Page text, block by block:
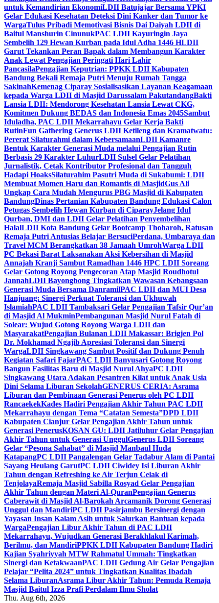
untuk Kemandirian EkonomiLDII Batujajar Bersama YPKI
Gelar Edukasi Kesehatan Deteksi Dini Kanker dan Tumor ke
WargaTulus Pribadi Memotivasi Bisnis Dai Daiyah LDII di
Baitul Manshurin CinunukPAC LDII Kayuringin Jaya
Sembelih 129 Hewan Kurban pada Idul Adha 1446 HLDII
Garut Tekankan Peran Bapak dalam Membangun Karakter
Anak Lewat Pengajian Peringati Hari Lahir
PancasilaPengajian Keputrian: PPKK LDII Kabupaten
Bandung Bekali Remaja Putri Menuju Rumah Tangga
SakinahKemenag Ciparay Sosialisasikan Layanan Keagamaan
kepada Warga LDII di Masjid Darussalam PakutandangBakti
Lansia LDII: Mendorong Kesehatan Lansia Lewat CKG,
Komitmen Dukung BEDAS dan Indonesia Emas 2045Sambut
Iduladha, PAC LDII Mekarrahayu Gelar Kerja Bakti
RutinFun Gathering Generus LDII Ketileng dan Kramatwatu:
Pererat Silaturahmi dalam KebersamaanLDII Kamanre
Bentuk Karakter Generasi Muda melalui Pengajian Rutin
Berbasis 29 Karakter LuhurLDII Sulsel Gelar Pelatihan
Jurnalistik, Cetak Kontributor Profesional dan Tangguh
Hadapi HoaksSilaturahim Pasutri Muda di Sukabumi: LDII
Membuat Momen Haru dan Romantis di MasjidGus Ali
Ungkap Cara Mudah Mengurus PBG Masjid di Kabupaten
BandungDinas Pertanian Kabupaten Bandung Edukasi Calon
Petugas Sembelih Hewan Kurban di CiparayJelang Idul
Qurban, DMI dan LDII Gelar Pelatihan Penyembelihan
HalalLDII Kota Bandung Gelar Bootcamp Thoharoh, Ratusan
Remaja Putri Antusias Belajar BersuciPerdana, Umbaraya dan
Travel MCM Berangkatkan 38 Jamaah UmrohWarga LDII
PC Bekasi Barat Laksanakan Aksi Kebersihan di Masjid
Annajah Kranji Sambut Ramadhan 1446 HPC LDII Soreang
Gelar Gotong Royong Pengecoran Atap Masjid Roudhotul
JannahLDII Bayongbong Tingkatkan Wawasan Kebangsaan
Generasi Muda Bersama DanramilPAC LDII dan MUI Desa
Hanjuang: Sinergi Perkuat Toleransi dan Ukhuwah
IslamiahPAC LDII Tambaksari Gelar Pengajian Tafsir Qur’an
di Masjid Al MukminPembangunan Masjid Nurul Fatah di
Solear: Wujud Gotong Royong Warga LDII dan
MasyarakatPengajian Bulanan LDII Makassar: Brigjen Pol
Dr. Mokhamad Ngajib Apresiasi Toleransi dan Sinergi
WargaLDII Singkawang Sambut Positif dan Dukung Penuh
Kegiatan Safari FajarPAC LDII Banyusari Gotong Royong
Bangun Fasilitas Baru di Masjid Nurul AhyaPC LDII
Singkawang Utara Adakan Pesantren Kilat untuk Anak Usia
Dini Selama Liburan SekolahGENERUS CERIA: Asrama
Liburan dan Pembinaan Generasi Penerus oleh PC LDII
RancaekekKades Hadiri Pengajian Akhir Tahun PAC LDII
Mekarrahayu dengan Tema “Catatan Semesta”DPD LDII
Kabupaten Cianjur Gelar Pengajian Akhir Tahun untuk
Generasi PenerusKOSAN GU: LDII Jatiluhur Gelar Pengajian
Akhir Tahun untuk Generasi UnggulGenerus LDII Soreang
Gelar “Pesona Sahabat” di Masjid Manbaul Huda
KatapangPC LDII Pangalengan Gelar Tadabur Alam di Pantai
Sayang Heulang GarutPC LDII Ciwidey Isi Liburan Akhir
Tahun dengan Refreshing ke Air Terjun Celak di
TenjolayaRemaja Masjid Sabilla Rosyad Gelar Pengajian
Akhir Tahun dengan Materi Al-QuranPengajian Generus
Caberawit di Masjid Al-Barokah Arcamanik Dorong Generasi
Unggul dan MandiriPC LDII Pasirjambu Bersinergi dengan
Yayasan Insan Kalam Asih untuk Salurkan Bantuan kepada
WargaPengajian Libur Akhir Tahun di PAC LDII
Mekarrahayu, Wujudkan Generasi Berakhlakul Karimah,
Berilmu, dan MandiriPPKK LDII Kabupaten Bandung Hadiri
Kajian Syahriyyah MTW Rahmatul Ummah: Tingkatkan
Sinergi dan KetakwaanPAC LDII Gedung Air Gelar Pengajian
Pelajar “Pelita 2024” untuk Tingkatkan Kualitas Ibadah
Selama LiburanAsrama Libur Akhir Tahun: Pemuda Remaja
Masjid Baitul Izza Prafi Perdalam Ilmu Sholat
Thu. Aug 6th, 2026